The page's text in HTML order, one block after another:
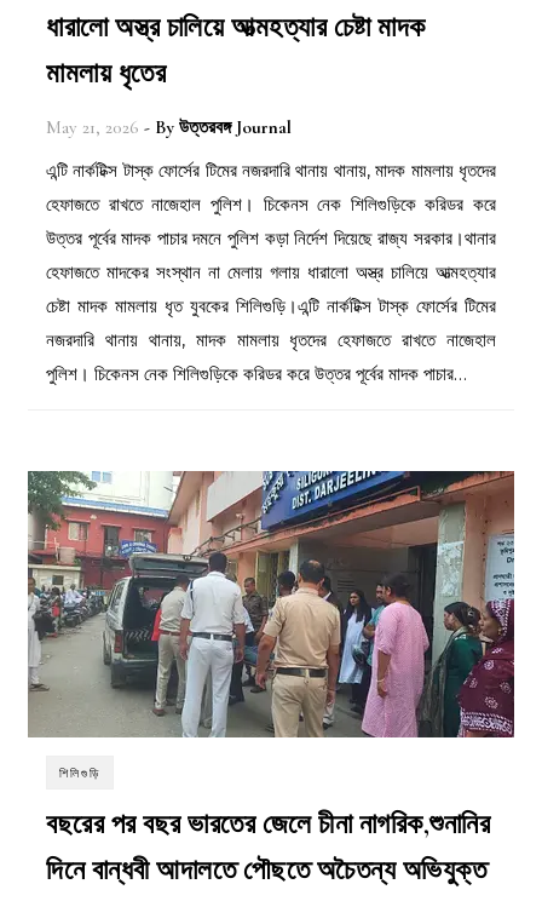
ধারালো অস্ত্র চালিয়ে আত্মহত্যার চেষ্টা মাদক
মামলায় ধৃতের
May 21, 2026 - By উত্তরবঙ্গ Journal
এন্টি নার্কটিক্স টাস্ক ফোর্সের টিমের নজরদারি থানায় থানায়, মাদক মামলায় ধৃতদের
হেফাজতে রাখতে নাজেহাল পুলিশ। চিকেনস নেক শিলিগুড়িকে করিডর করে
উত্তর পূর্বের মাদক পাচার দমনে পুলিশ কড়া নির্দেশ দিয়েছে রাজ্য সরকার।থানার
হেফাজতে মাদকের সংস্থান না মেলায় গলায় ধারালো অস্ত্র চালিয়ে আত্মহত্যার
চেষ্টা মাদক মামলায় ধৃত যুবকের শিলিগুড়ি।এন্টি নার্কটিক্স টাস্ক ফোর্সের টিমের
নজরদারি থানায় থানায়, মাদক মামলায় ধৃতদের হেফাজতে রাখতে নাজেহাল
পুলিশ। চিকেনস নেক শিলিগুড়িকে করিডর করে উত্তর পূর্বের মাদক পাচার…
শিলিগুড়ি
বছরের পর বছর ভারতের জেলে চীনা নাগরিক,শুনানির
দিনে বান্ধবী আদালতে পৌছতে অচৈতন্য অভিযুক্ত